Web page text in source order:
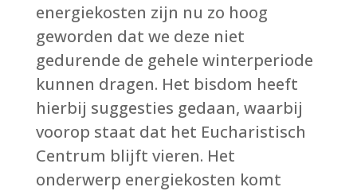
energiekosten zijn nu zo hoog
geworden dat we deze niet
gedurende de gehele winterperiode
kunnen dragen. Het bisdom heeft
hierbij suggesties gedaan, waarbij
voorop staat dat het Eucharistisch
Centrum blijft vieren. Het
onderwerp energiekosten komt